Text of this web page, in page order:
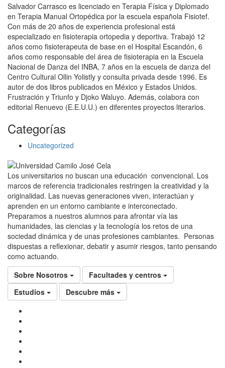
Salvador Carrasco es licenciado en Terapia Física y Diplomado
en Terapia Manual Ortopédica por la escuela española Fisiotef.
Con más de 20 años de experiencia profesional está
especializado en fisioterapia ortopedia y deportiva. Trabajó 12
años como fisioterapeuta de base en el Hospital Escandón, 6
años como responsable del área de fisioterapia en la Escuela
Nacional de Danza del INBA, 7 años en la escuela de danza del
Centro Cultural Ollin Yolistly y consulta privada desde 1996. Es
autor de dos libros publicados en México y Estados Unidos.
Frustración y Triunfo y Djoko Waluyo. Además, colabora con
editorial Renuevo (E.E.U.U.) en diferentes proyectos literarios.
Categorías
Uncategorized
Los universitarios no buscan una educación convencional. Los
marcos de referencia tradicionales restringen la creatividad y la
originalidad. Las nuevas generaciones viven, interactúan y
aprenden en un entorno cambiante e interconectado.
Preparamos a nuestros alumnos para afrontar vía las
humanidades, las ciencias y la tecnología los retos de una
sociedad dinámica y de unas profesiones cambiantes. Personas
dispuestas a reflexionar, debatir y asumir riesgos, tanto pensando
como actuando.
Sobre Nosotros
Facultades y centros
Estudios
Descubre más